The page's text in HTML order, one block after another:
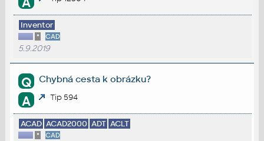
Inventor
* CAD
5.9.2019
Q Chybná cesta k obrázku?
A Tip 594
ACAD ACAD2000 ADT ACLT
* CAD